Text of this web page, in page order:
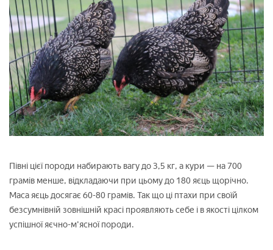
Півні цієї породи набирають вагу до 3,5 кг, а кури — на 700
грамів менше, відкладаючи при цьому до 180 яєць щорічно.
Маса яєць досягає 60-80 грамів. Так що ці птахи при своїй
безсумнівній зовнішній красі проявляють себе і в якості цілком
успішної яєчно-м'ясної породи.